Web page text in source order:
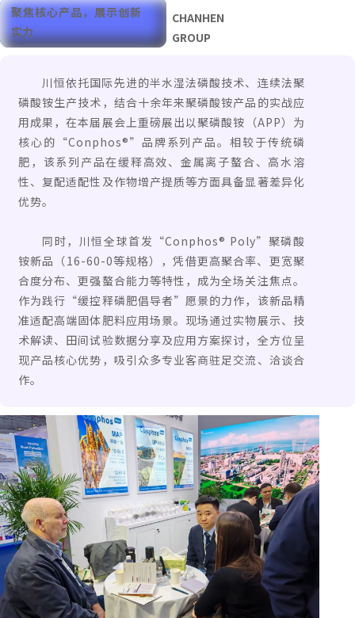
聚焦核心产品，展示创新
实力
CHANHEN
GROUP
川恒依托国际先进的半水湿法磷酸技术、连续法聚
磷酸铵生产技术，结合十余年来聚磷酸铵产品的实战应
用成果，在本届展会上重磅展出以聚磷酸铵（APP）为
核心的“Conphos®”品牌系列产品。相较于传统磷
肥，该系列产品在缓释高效、金属离子螯合、高水溶
性、复配适配性及作物增产提质等方面具备显著差异化
优势。
同时，川恒全球首发“Conphos® Poly”聚磷酸
铵新品（16-60-0等规格），凭借更高聚合率、更宽聚
合度分布、更强螯合能力等特性，成为全场关注焦点。
作为践行“缓控释磷肥倡导者”愿景的力作，该新品精
准适配高端固体肥料应用场景。现场通过实物展示、技
术解读、田间试验数据分享及应用方案探讨，全方位呈
现产品核心优势，吸引众多专业客商驻足交流、洽谈合
作。